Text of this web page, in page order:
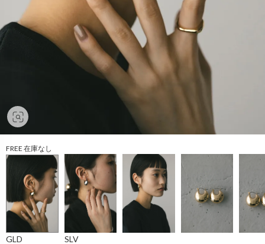
FREE 在庫なし
GLD SLV